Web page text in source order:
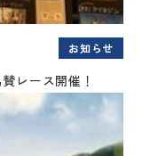
お知らせ
レース開催！